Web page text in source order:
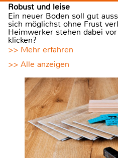
Robust und leise
Ein neuer Boden soll gut
sich möglichst ohne Frust
Heimwerker stehen dabei
klicken?
>> Mehr erfahren
>> Alle anzeigen